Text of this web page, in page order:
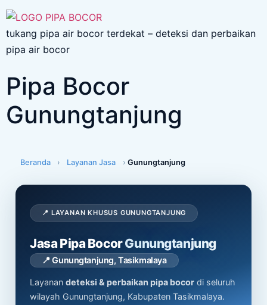
tukang pipa air bocor terdekat – deteksi dan perbaikan
pipa air bocor
Pipa Bocor
Gunungtanjung
Beranda › Layanan Jasa › Gunungtanjung
📍 LAYANAN KHUSUS GUNUNGTANJUNG
Jasa Pipa BocorGunungtanjung
📍 Gunungtanjung, Tasikmalaya
Layanan deteksi & perbaikan pipa bocor di seluruh
wilayah Gunungtanjung, Kabupaten Tasikmalaya.